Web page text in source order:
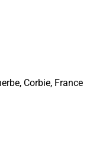
Corbie, France